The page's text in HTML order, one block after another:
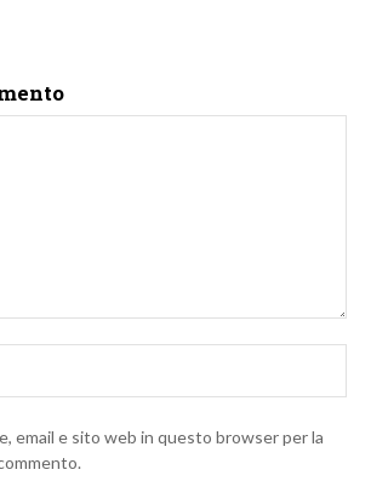
email e sito web in questo browser per la